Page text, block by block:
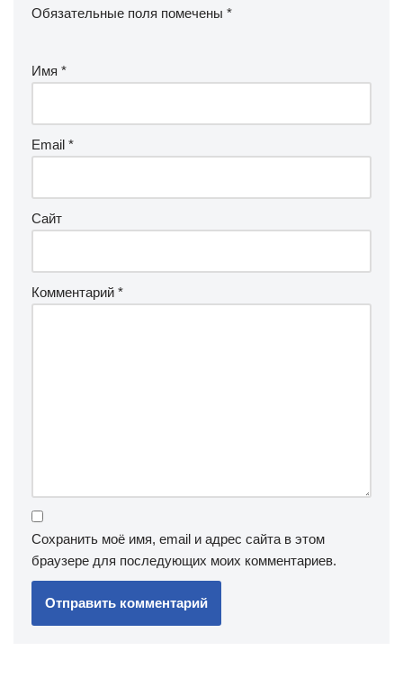
Обязательные поля помечены *
Имя *
Email *
Сайт
Комментарий *
Сохранить моё имя, email и адрес сайта в этом
браузере для последующих моих комментариев.